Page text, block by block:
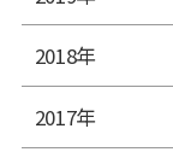
2018年
2017年